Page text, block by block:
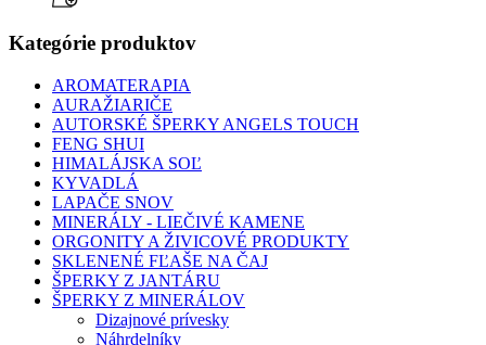
Kategórie produktov
AROMATERAPIA
AURAŽIARIČE
AUTORSKÉ ŠPERKY ANGELS TOUCH
FENG SHUI
HIMALÁJSKA SOĽ
KYVADLÁ
LAPAČE SNOV
MINERÁLY - LIEČIVÉ KAMENE
ORGONITY A ŽIVICOVÉ PRODUKTY
SKLENENÉ FĽAŠE NA ČAJ
ŠPERKY Z JANTÁRU
ŠPERKY Z MINERÁLOV
Dizajnové prívesky
Náhrdelníky